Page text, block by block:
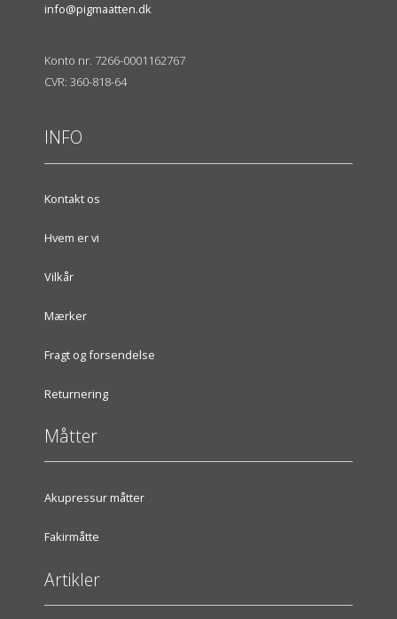
info@pigmaatten.dk
Konto nr. 7266-0001162767
CVR: 360-818-64
INFO
Kontakt os
Hvem er vi
Vilkår
Mærker
Fragt og forsendelse
Returnering
Måtter
Akupressur måtter
Fakirmåtte
Artikler